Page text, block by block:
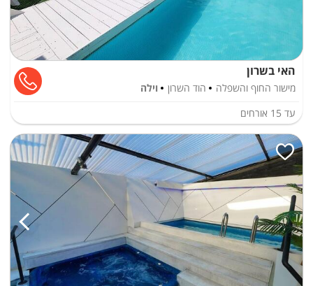
האי בשרון
מישור החוף והשפלה הוד השרון
וילה
עד 15 אורחים